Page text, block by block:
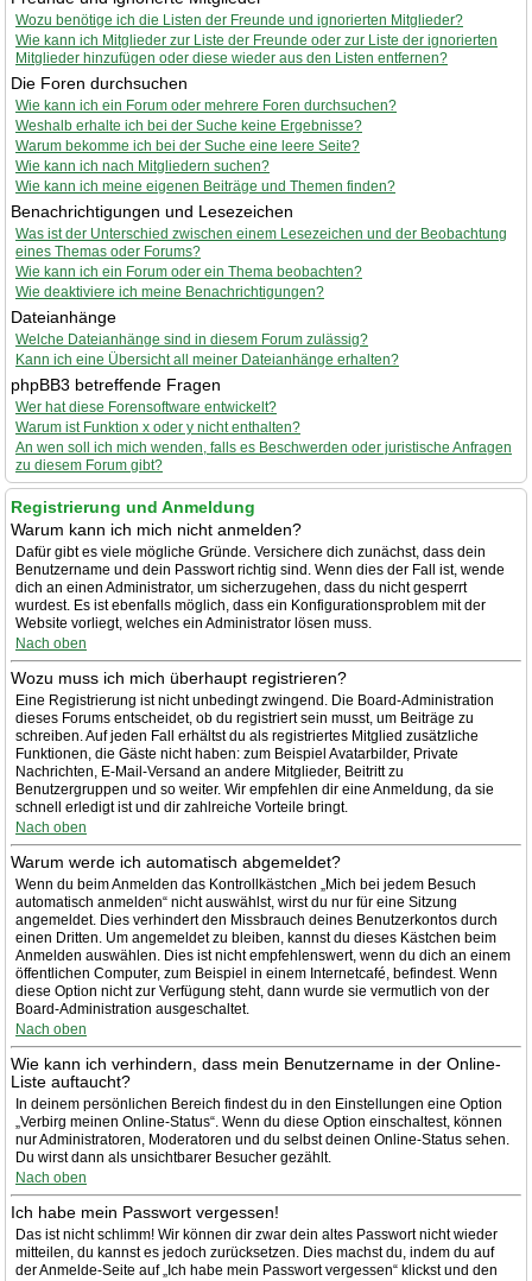
Wozu benötige ich die Listen der Freunde und ignorierten Mitglieder?
Wie kann ich Mitglieder zur Liste der Freunde oder zur Liste der ignorierten
Mitglieder hinzufügen oder diese wieder aus den Listen entfernen?
Die Foren durchsuchen
Wie kann ich ein Forum oder mehrere Foren durchsuchen?
Weshalb erhalte ich bei der Suche keine Ergebnisse?
Warum bekomme ich bei der Suche eine leere Seite?
Wie kann ich nach Mitgliedern suchen?
Wie kann ich meine eigenen Beiträge und Themen finden?
Benachrichtigungen und Lesezeichen
Was ist der Unterschied zwischen einem Lesezeichen und der Beobachtung
eines Themas oder Forums?
Wie kann ich ein Forum oder ein Thema beobachten?
Wie deaktiviere ich meine Benachrichtigungen?
Dateianhänge
Welche Dateianhänge sind in diesem Forum zulässig?
Kann ich eine Übersicht all meiner Dateianhänge erhalten?
phpBB3 betreffende Fragen
Wer hat diese Forensoftware entwickelt?
Warum ist Funktion x oder y nicht enthalten?
An wen soll ich mich wenden, falls es Beschwerden oder juristische Anfragen
zu diesem Forum gibt?
Registrierung und Anmeldung
Warum kann ich mich nicht anmelden?
Dafür gibt es viele mögliche Gründe. Versichere dich zunächst, dass dein
Benutzername und dein Passwort richtig sind. Wenn dies der Fall ist, wende
dich an einen Administrator, um sicherzugehen, dass du nicht gesperrt
wurdest. Es ist ebenfalls möglich, dass ein Konfigurationsproblem mit der
Website vorliegt, welches ein Administrator lösen muss.
Nach oben
Wozu muss ich mich überhaupt registrieren?
Eine Registrierung ist nicht unbedingt zwingend. Die Board-Administration
dieses Forums entscheidet, ob du registriert sein musst, um Beiträge zu
schreiben. Auf jeden Fall erhältst du als registriertes Mitglied zusätzliche
Funktionen, die Gäste nicht haben: zum Beispiel Avatarbilder, Private
Nachrichten, E-Mail-Versand an andere Mitglieder, Beitritt zu
Benutzergruppen und so weiter. Wir empfehlen dir eine Anmeldung, da sie
schnell erledigt ist und dir zahlreiche Vorteile bringt.
Nach oben
Warum werde ich automatisch abgemeldet?
Wenn du beim Anmelden das Kontrollkästchen „Mich bei jedem Besuch
automatisch anmelden“ nicht auswählst, wirst du nur für eine Sitzung
angemeldet. Dies verhindert den Missbrauch deines Benutzerkontos durch
einen Dritten. Um angemeldet zu bleiben, kannst du dieses Kästchen beim
Anmelden auswählen. Dies ist nicht empfehlenswert, wenn du dich an einem
öffentlichen Computer, zum Beispiel in einem Internetcafé, befindest. Wenn
diese Option nicht zur Verfügung steht, dann wurde sie vermutlich von der
Board-Administration ausgeschaltet.
Nach oben
Wie kann ich verhindern, dass mein Benutzername in der Online-
Liste auftaucht?
In deinem persönlichen Bereich findest du in den Einstellungen eine Option
„Verbirg meinen Online-Status“. Wenn du diese Option einschaltest, können
nur Administratoren, Moderatoren und du selbst deinen Online-Status sehen.
Du wirst dann als unsichtbarer Besucher gezählt.
Nach oben
Ich habe mein Passwort vergessen!
Das ist nicht schlimm! Wir können dir zwar dein altes Passwort nicht wieder
mitteilen, du kannst es jedoch zurücksetzen. Dies machst du, indem du auf
der Anmelde-Seite auf „Ich habe mein Passwort vergessen“ klickst und den